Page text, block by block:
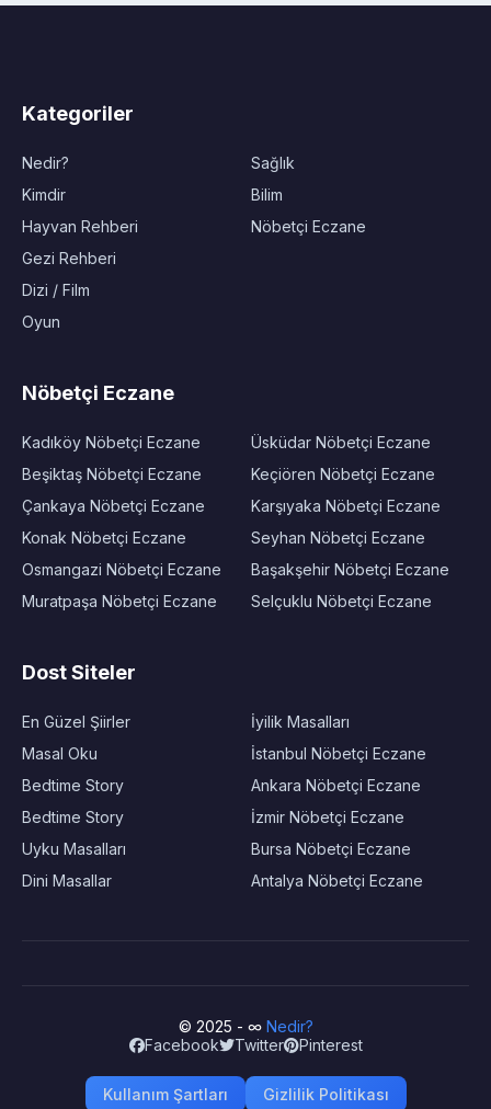
Kategoriler
Nedir?
Kimdir
Hayvan Rehberi
Gezi Rehberi
Dizi / Film
Oyun
Sağlık
Bilim
Nöbetçi Eczane
Nöbetçi Eczane
Kadıköy Nöbetçi Eczane
Beşiktaş Nöbetçi Eczane
Çankaya Nöbetçi Eczane
Konak Nöbetçi Eczane
Osmangazi Nöbetçi Eczane
Muratpaşa Nöbetçi Eczane
Üsküdar Nöbetçi Eczane
Keçiören Nöbetçi Eczane
Karşıyaka Nöbetçi Eczane
Seyhan Nöbetçi Eczane
Başakşehir Nöbetçi Eczane
Selçuklu Nöbetçi Eczane
Dost Siteler
En Güzel Şiirler
Masal Oku
Bedtime Story
Bedtime Story
Uyku Masalları
Dini Masallar
İyilik Masalları
İstanbul Nöbetçi Eczane
Ankara Nöbetçi Eczane
İzmir Nöbetçi Eczane
Bursa Nöbetçi Eczane
Antalya Nöbetçi Eczane
© 2025 - ∞ Nedir?
Facebook
Twitter Pinterest
Kullanım Şartları Gizlilik Politikası